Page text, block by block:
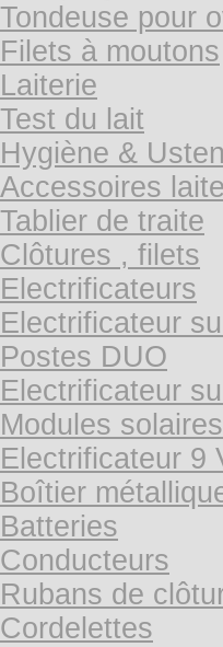
Tondeuse pour
Filets à moutons
Laiterie
Test du lait
Hygiène &
Accessoires
Tablier de traite
Clôtures , filets
Electrificateurs
Electrificateur
Postes DUO
Electrificateur
Modules
Electrificateur 9
Boîtier
Batteries
Conducteurs
Rubans de
Cordelettes